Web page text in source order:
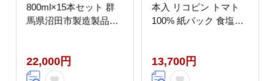
800ml×15本セット 群
馬県沼田市製造製品
ーマン 野菜 トマト と
まと]
22,000円
本入 リコピン トマト
100% 紙パック 食塩不
品 完熟トマト 野菜飲料
トマトジュース 野菜ジ
13,700円